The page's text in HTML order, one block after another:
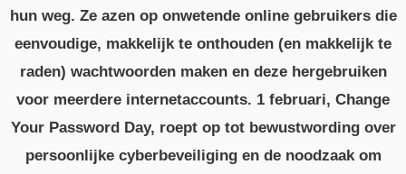
hun weg. Ze azen op onwetende online gebruikers die
eenvoudige, makkelijk te onthouden (en makkelijk te
raden) wachtwoorden maken en deze hergebruiken
voor meerdere internetaccounts. 1 februari, Change
Your Password Day, roept op tot bewustwording over
persoonlijke cyberbeveiliging en de noodzaak om